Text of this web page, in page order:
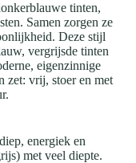
tinten,
Samen zorgen ze
Deze stijl
vergrijsde tinten
eigenzinnige
zet: vrij, stoer en met
energiek en
met veel diepte.